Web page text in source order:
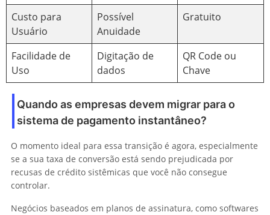
Custo para
Usuário
Possível
Anuidade
Gratuito
Facilidade de
Uso
Digitação de
dados
QR Code ou
Chave
Quando as empresas devem migrar para o
sistema de pagamento instantâneo?
O momento ideal para essa transição é agora, especialmente
se a sua taxa de conversão está sendo prejudicada por
recusas de crédito sistêmicas que você não consegue
controlar.
Negócios baseados em planos de assinatura, como softwares